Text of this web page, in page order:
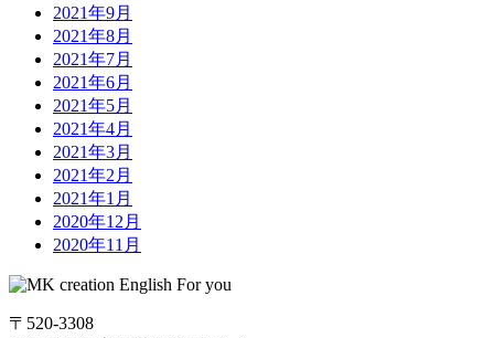
2021年9月
2021年8月
2021年7月
2021年6月
2021年5月
2021年4月
2021年3月
2021年2月
2021年1月
2020年12月
2020年11月
〒520-3308